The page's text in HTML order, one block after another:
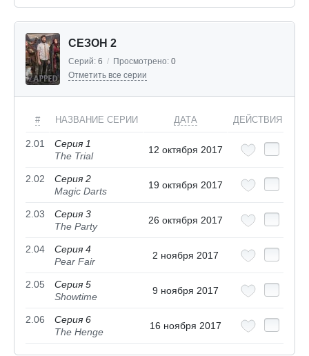
СЕЗОН 2
Серий: 6 / Просмотрено: 0
Отметить все серии
# НАЗВАНИЕ СЕРИИ ДАТА ДЕЙСТВИЯ
2.01
Серия 1
The Trial
12 октября 2017
2.02
Серия 2
Magic Darts
19 октября 2017
2.03
Серия 3
The Party
26 октября 2017
2.04
Серия 4
Pear Fair
2 ноября 2017
2.05
Серия 5
Showtime
9 ноября 2017
2.06
Серия 6
The Henge
16 ноября 2017